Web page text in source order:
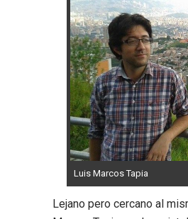
Luis Marcos Tapia
Lejano pero cercano al